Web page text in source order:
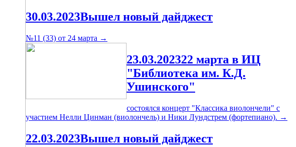
30.03.2023Вышел новый дайджест
№11 (33) от 24 марта →
23.03.202322 марта в ИЦ
"Библиотека им. К.Д.
Ушинского"
состоялся концерт "Классика виолончели" с
участием Нелли Цинман (виолончель) и Ники Лундстрем (фортепиано). →
22.03.2023Вышел новый дайджест